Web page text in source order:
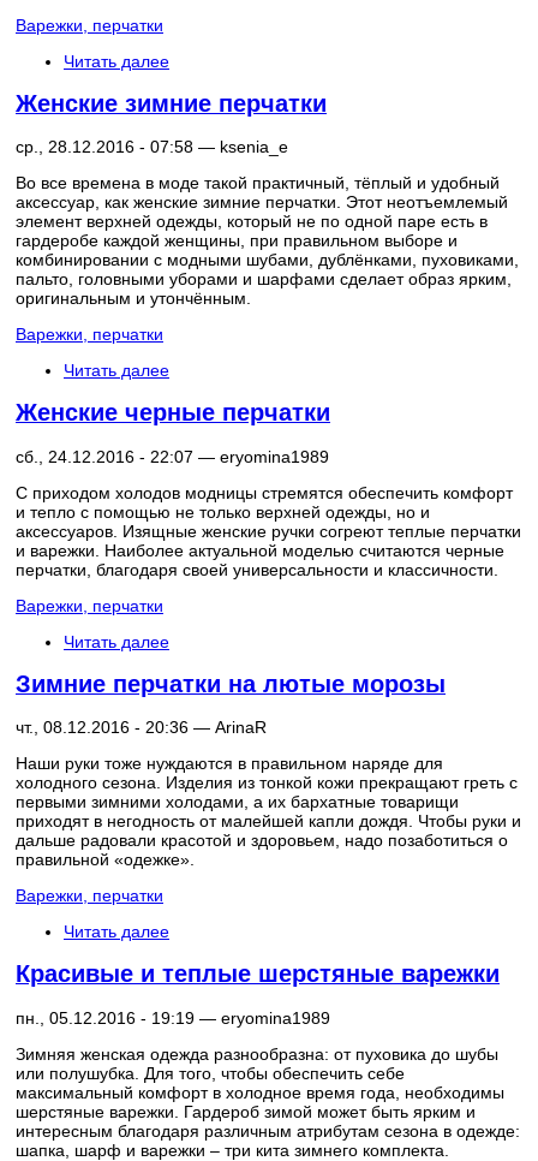
Варежки, перчатки
Читать далее
Женские зимние перчатки
ср., 28.12.2016 - 07:58 — ksenia_e
Во все времена в моде такой практичный, тёплый и удобный
аксессуар, как женские зимние перчатки. Этот неотъемлемый
элемент верхней одежды, который не по одной паре есть в
гардеробе каждой женщины, при правильном выборе и
комбинировании с модными шубами, дублёнками, пуховиками,
пальто, головными уборами и шарфами сделает образ ярким,
оригинальным и утончённым.
Варежки, перчатки
Читать далее
Женские черные перчатки
сб., 24.12.2016 - 22:07 — eryomina1989
С приходом холодов модницы стремятся обеспечить комфорт
и тепло с помощью не только верхней одежды, но и
аксессуаров. Изящные женские ручки согреют теплые перчатки
и варежки. Наиболее актуальной моделью считаются черные
перчатки, благодаря своей универсальности и классичности.
Варежки, перчатки
Читать далее
Зимние перчатки на лютые морозы
чт., 08.12.2016 - 20:36 — ArinaR
Наши руки тоже нуждаются в правильном наряде для
холодного сезона. Изделия из тонкой кожи прекращают греть с
первыми зимними холодами, а их бархатные товарищи
приходят в негодность от малейшей капли дождя. Чтобы руки и
дальше радовали красотой и здоровьем, надо позаботиться о
правильной «одежке».
Варежки, перчатки
Читать далее
Красивые и теплые шерстяные варежки
пн., 05.12.2016 - 19:19 — eryomina1989
Зимняя женская одежда разнообразна: от пуховика до шубы
или полушубка. Для того, чтобы обеспечить себе
максимальный комфорт в холодное время года, необходимы
шерстяные варежки. Гардероб зимой может быть ярким и
интересным благодаря различным атрибутам сезона в одежде:
шапка, шарф и варежки – три кита зимнего комплекта.